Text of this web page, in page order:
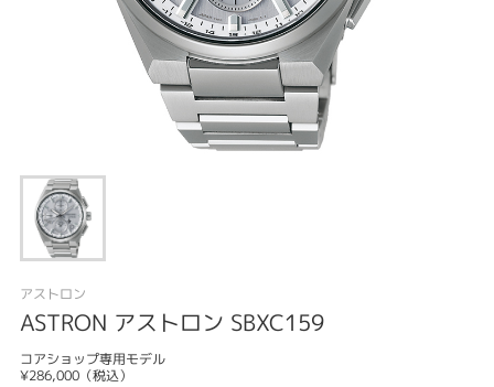
アストロン
ASTRON アストロン SBXC159
コアショップ専用モデル
¥286,000（税込）